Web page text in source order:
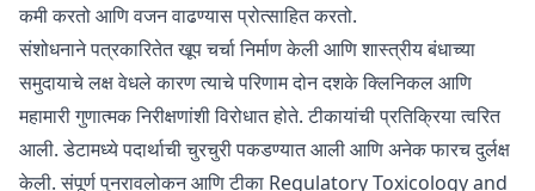
कमी करतो आणि वजन वाढण्यास प्रोत्साहित करतो.
संशोधनाने पत्रकारितेत खूप चर्चा निर्माण केली आणि शास्त्रीय बंधाच्या
समुदायाचे लक्ष वेधले कारण त्याचे परिणाम दोन दशके क्लिनिकल आणि
महामारी गुणात्मक निरीक्षणांशी विरोधात होते. टीकायांची प्रतिक्रिया त्वरित
आली. डेटामध्ये पदार्थाची चुरचुरी पकडण्यात आली आणि अनेक फारच दुर्लक्ष
केली. संपूर्ण पुनरावलोकन आणि टीका Regulatory Toxicology and